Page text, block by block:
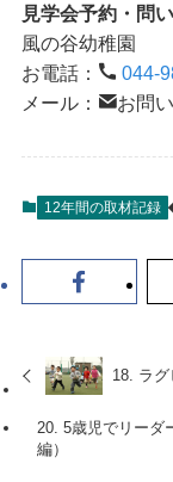
見学会予約・問
風の谷幼稚園
お電話：
044-
メール：
お問
12年間の取材記録
18. ラグ
20. 5歳児でリーダ
編）